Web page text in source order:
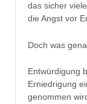
das sicher
die Angst vor
Doch was
Entwürdigung
Erniedrigung
genommen